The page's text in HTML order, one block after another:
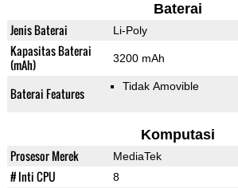
Baterai
Jenis Baterai Li-Poly
Kapasitas Baterai
(mAh)
3200 mAh
Baterai Features Tidak Amovible
Komputasi
Prosesor Merek MediaTek
# Inti CPU 8